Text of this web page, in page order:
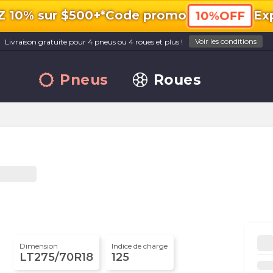
10% sur $500+*Code promo 10%OFF
Livraison gratuite pour 4 pneus ou 4 roues et plus ! Voir les conditions
Pneus Roues
Dimension
LT275/70R18
Indice de charge
125